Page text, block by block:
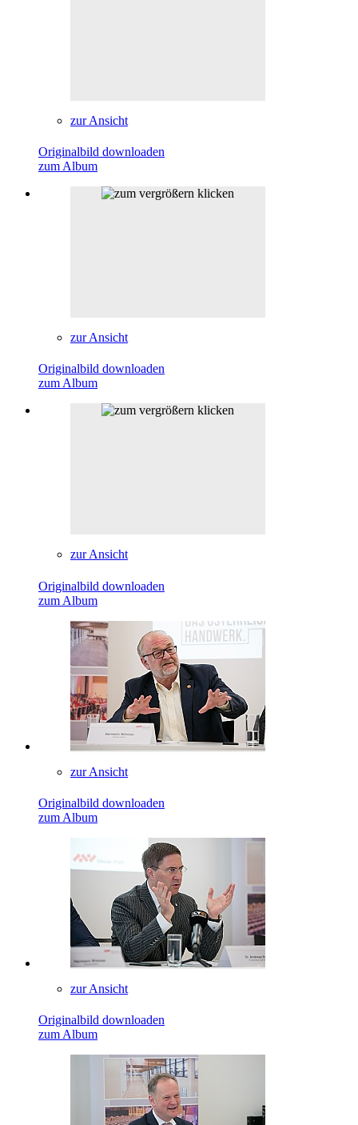
zur Ansicht
Originalbild downloaden
zum Album
zur Ansicht
Originalbild downloaden
zum Album
zur Ansicht
Originalbild downloaden
zum Album
zur Ansicht
Originalbild downloaden
zum Album
zur Ansicht
Originalbild downloaden
zum Album